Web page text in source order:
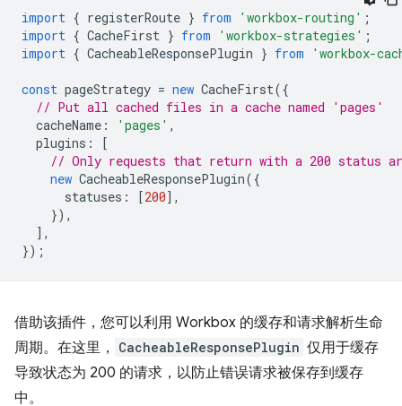
import { registerRoute } from 'workbox-routing' ;
import { CacheFirst } from 'workbox-strategies' ;
import { CacheableResponsePlugin } from 'workbox-
const pageStrategy = new CacheFirst({
// Put all cached files in a cache named 'pages'
cacheName : 'pages' ,
plugins :
[
// Only requests that return with a 200 status
new CacheableResponsePlugin({
statuses : [200],
}),
],
});
借助该插件，您可以利用 Workbox 的缓存和请求解析生命
周期。在这里，
CacheableResponsePlugin 仅用于缓存
导致状态为 200 的请求，以防止错误请求被保存到缓存
中。